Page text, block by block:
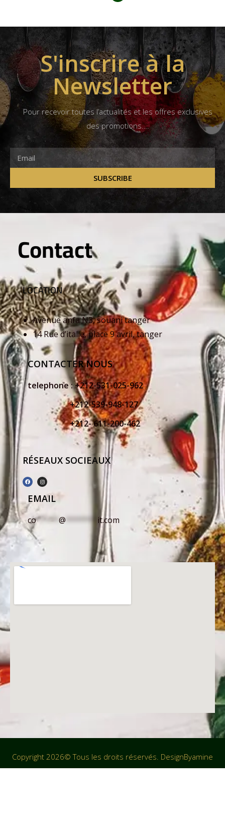
S'inscrire à la
Newsletter
Pour recevoir toutes l’actualités et les offres exclusives
des promotions….
SUBSCRIBE
Contact
LOCATION
Avenue anfa N3, souani tanger
14 Rue d’italie, place 9 avril, tanger
CONTACTER NOUS
telephone :+212-531-025-962
+212-539-948-127
+212- 611-200-462
RÉSEAUX SOCIEAUX
EMAIL
co*****@ ******* it.com
Copyright 2026© Tous les droits réservés. DesignByamine